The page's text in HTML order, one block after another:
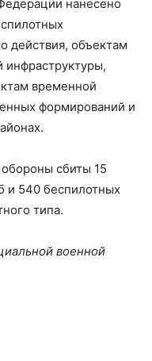
нанесено
действия, объектам
инфраструктуры,
временной
формирований и
сбиты 15
и 540 беспилотных
типа.
военной